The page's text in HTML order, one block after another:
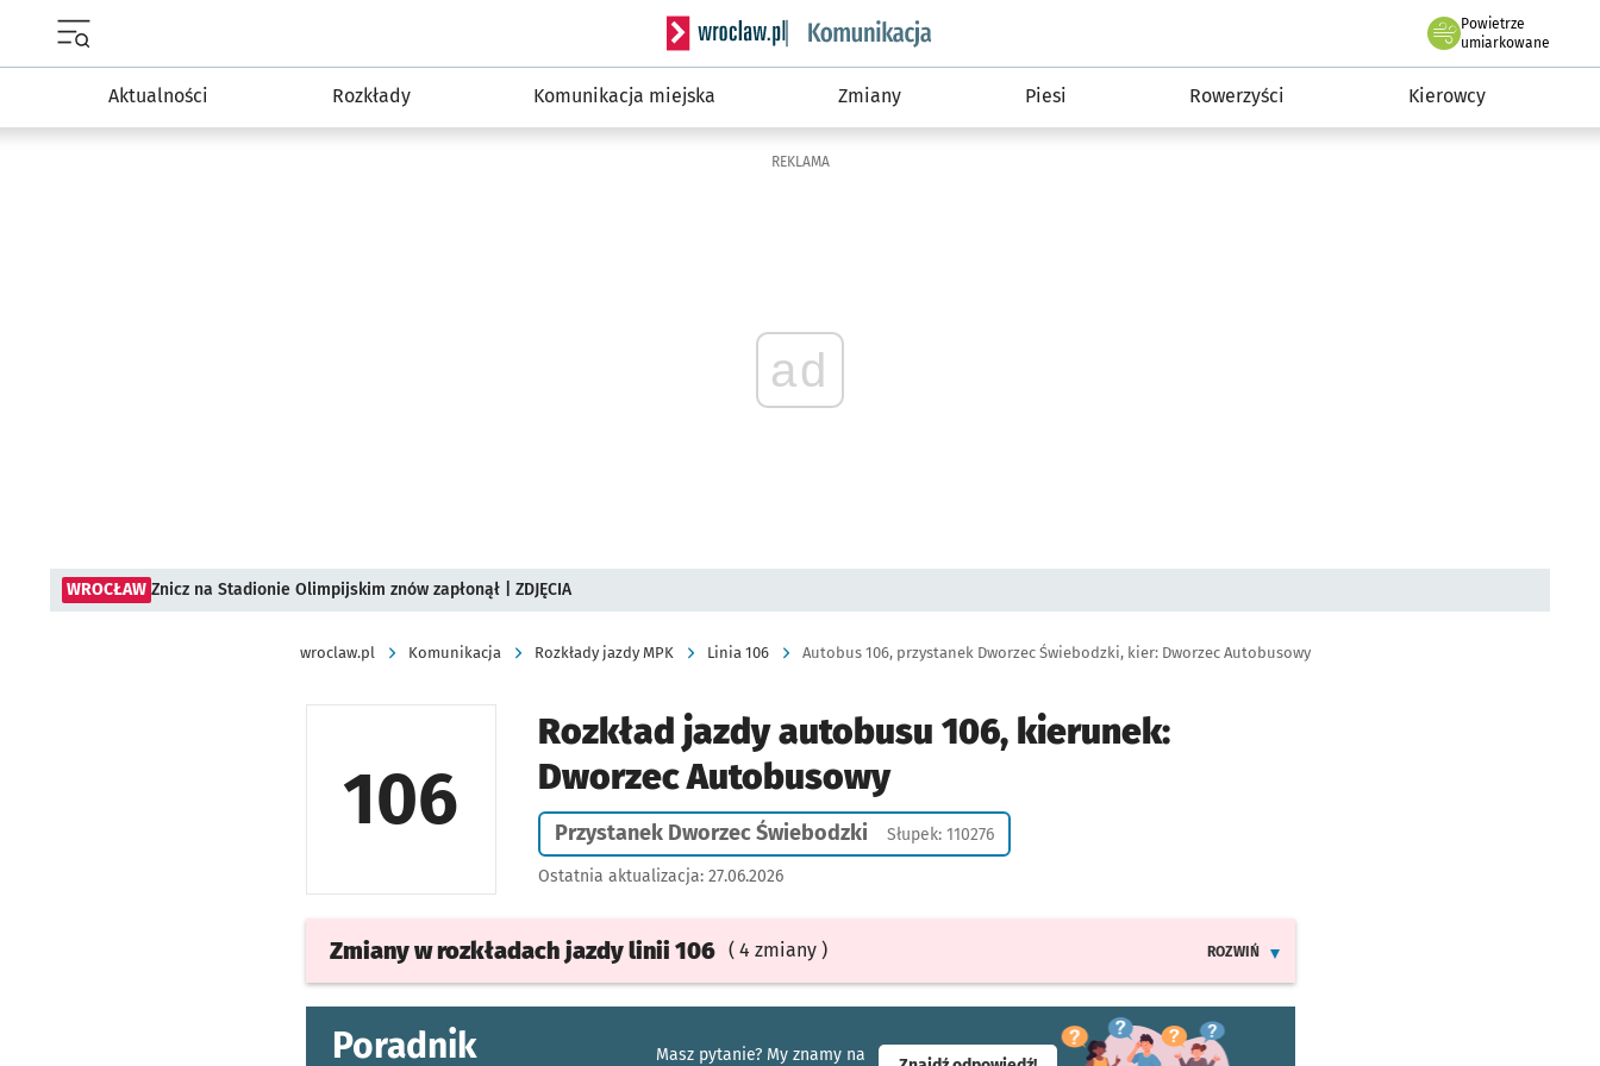
Serwis informacyjny wroclaw.pl podserwis: Komunikacja
Powietrze
we Wrocławiu
umiarkowane
Aktualności Rozkłady Komunikacja miejska Zmiany Piesi Rowerzyści Kierowcy
REKLAMA
ad
WROCŁAW Znicz na Stadionie Olimpijskim znów zapłonął | ZDJĘCIA
wroclaw.pl Komunikacja Rozkłady jazdy MPK Linia 106 Autobus 106, przystanek Dworzec Świebodzki, kier: Dworzec Autobusowy
106
Rozkład jazdy autobusu 106, kierunek:
Dworzec Autobusowy
Przystanek Dworzec Świebodzki Słupek: 110276
Ostatnia aktualizacja: 27.06.2026
Zmiany w rozkładach jazdylinii 106 ( 4 zmiany )
ROZWIŃ
Poradnik
Masz pytanie? My znamy na